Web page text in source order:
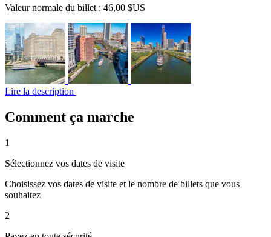
Valeur normale du billet : 46,00 $US
Lire la description
Comment ça marche
1
Sélectionnez vos dates de visite
Choisissez vos dates de visite et le nombre de billets que vous
souhaitez
2